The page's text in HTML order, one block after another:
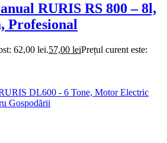
RURIS RS 800 – 8l,
Profesional
62,00 lei.57,00 leiPrețul curent este: